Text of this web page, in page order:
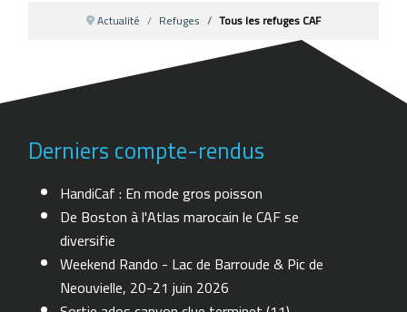
Actualité Refuges Tous les refuges CAF
Derniers compte-rendus
HandiCaf : En mode gros poisson
De Boston à l'Atlas marocain le CAF se
diversifie
Weekend Rando - Lac de Barroude & Pic de
Neouvielle, 20-21 juin 2026